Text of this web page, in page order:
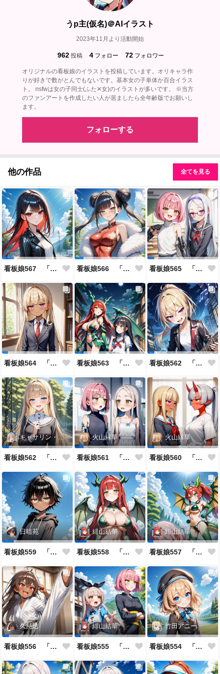
うp主(仮名)＠AIイラスト
2023年11月より活動開始
962 投稿 4 フォロー 72 フォロワー
オリジナルの看板娘のイラストを投稿しています。オリキャラ作
りが好きで数がとんでもないです。基本女の子単体か百合イラス
ト。 nsfwは女の子同士(ふた✕女)のイラストが多いです。 ※当方
のファンアートを作成したい人が居ましたら全年齢版でお願いし
ます。
フォローする
他の作品 全てを見る
看板娘567 「雪村恋のよもやま話」 看板娘566 「ナンシー・ツァオのよもやま話」 看板娘565 「銀一族」
看板娘564 「ジェルマ・レスポストン・八百のよもやま話」 看板娘563 「騒ぎの終わり」 看板娘562 「八木沼千絵のよもやま話」
キャサリン・アストリー
看板娘562 「キャサリン・アストリーのよもやま話」
火山縁華
看板娘561 「火山一族」
火山縁華
看板娘560 「緋山一族」
日暗苑
看板娘559 「日暗苑のよもやま話」
緋山結華
看板娘558 「緋山結華」キャラクター紹介
緋山結華
看板娘557 「其々の再会」
久慈透
看板娘556 「久慈透のよもやま話」
緋山結華
看板娘555 「帰還、そして目覚め。」
竹田アニー
看板娘554 「竹田アニーのよもやま話」